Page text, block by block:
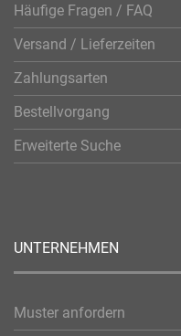
Häufige Fragen / FAQ
Versand / Lieferzeiten
Zahlungsarten
Bestellvorgang
Erweiterte Suche
UNTERNEHMEN
Muster anfordern